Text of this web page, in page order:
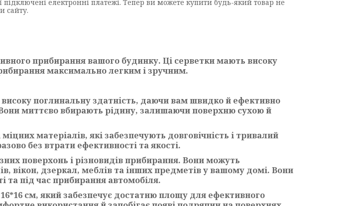
підключені електронні платежі. Тепер ви можете купити будь-який товар не
сайту.
прибирання вашого будинку. Ці серветки мають високу
максимально легким і зручним.
поглинальну здатність, даючи вам швидко й ефективно
миттєво вбирають рідину, залишаючи поверхню сухою й
матеріалів, які забезпечують довговічність і тривалий
без втрати ефективності та якості.
поверхонь і різновидів прибирання. Вони можуть
вікон, дзеркал, меблів та інших предметів у вашому домі. Вони
та під час прибирання автомобіля.
см, який забезпечує достатню площу для ефективного